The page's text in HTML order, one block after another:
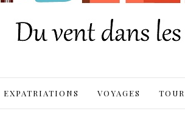
EXPATRIATIONS VOYAGES